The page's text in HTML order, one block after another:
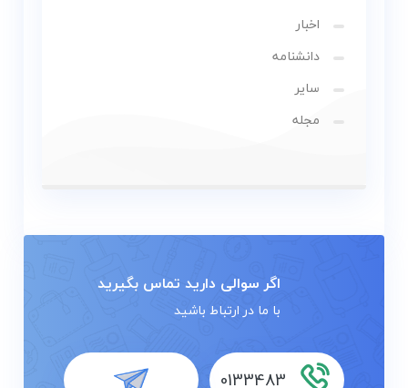
اخبار
دانشنامه
سایر
مجله
اگر سوالی دارید تماس بگیرید
با ما در ارتباط باشید
0133483